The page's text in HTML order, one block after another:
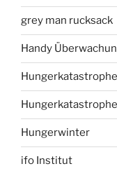
grey man rucksack
Handy
Hungerkatastrophe
Hungerwinter
ifo Institut